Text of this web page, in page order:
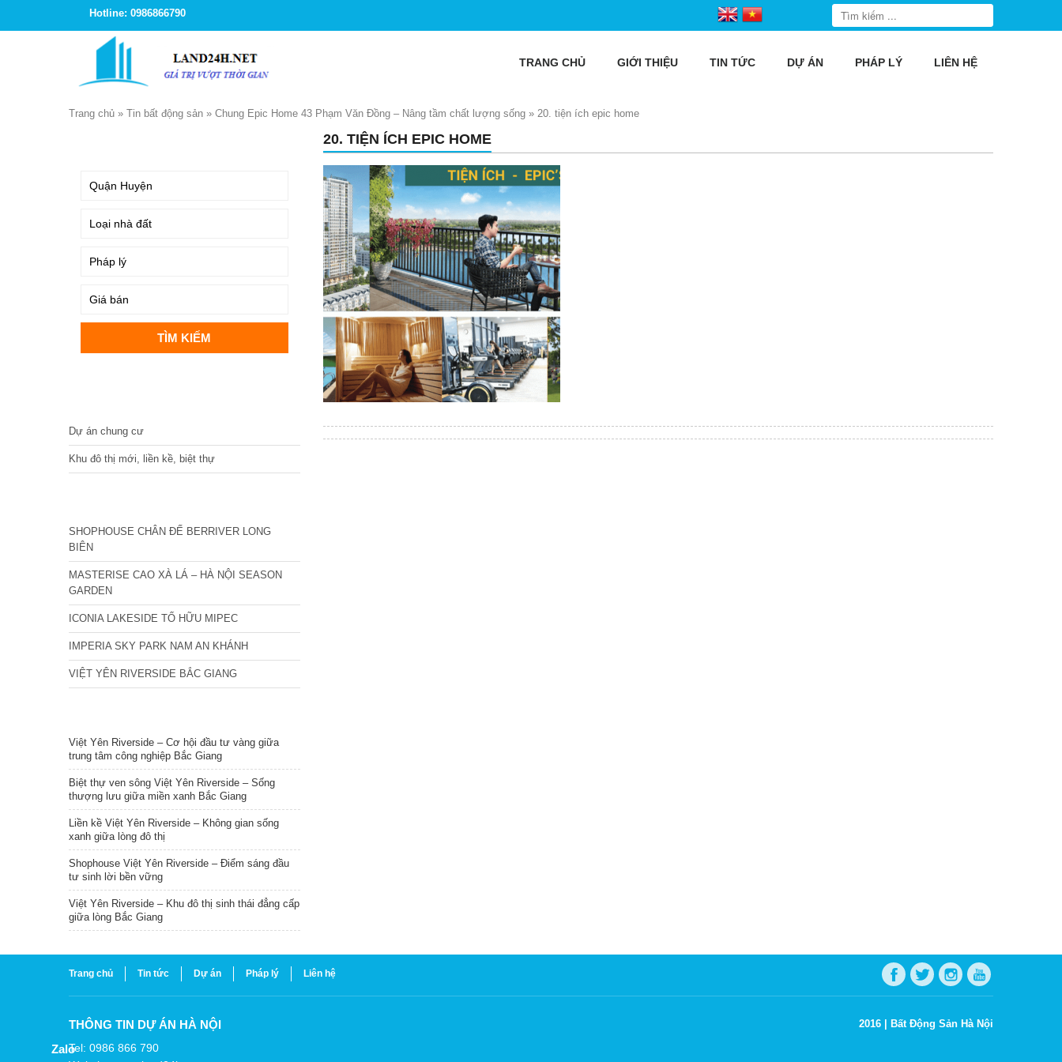
Hotline: 0986866790
TRANG CHỦ GIỚI THIỆU TIN TỨC DỰ ÁN PHÁP LÝ LIÊN HỆ
Trang chủ » Tin bất động sản » Chung Epic Home 43 Phạm Văn Đồng – Nâng tầm chất lượng sống » 20. tiện ích epic home
20. TIỆN ÍCH EPIC HOME
Dự án chung cư
Khu đô thị mới, liền kề, biệt thự
SHOPHOUSE CHÂN ĐẾ BERRIVER LONG
BIÊN
MASTERISE CAO XÀ LÁ – HÀ NỘI SEASON
GARDEN
ICONIA LAKESIDE TỐ HỮU MIPEC
IMPERIA SKY PARK NAM AN KHÁNH
VIỆT YÊN RIVERSIDE BẮC GIANG
Việt Yên Riverside – Cơ hội đầu tư vàng giữa
trung tâm công nghiệp Bắc Giang
Biệt thự ven sông Việt Yên Riverside – Sống
thượng lưu giữa miền xanh Bắc Giang
Liền kề Việt Yên Riverside – Không gian sống
xanh giữa lòng đô thị
Shophouse Việt Yên Riverside – Điểm sáng đầu
tư sinh lời bền vững
Việt Yên Riverside – Khu đô thị sinh thái đẳng cấp
giữa lòng Bắc Giang
Trang chủ Tin tức Dự án Pháp lý Liên hệ
THÔNG TIN DỰ ÁN HÀ NỘI
Tel: 0986 866 790
2016 | Bất Động Sản Hà Nội
Zalo